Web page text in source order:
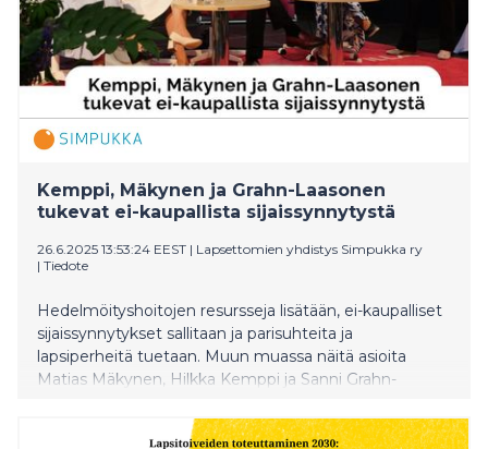
osan työttömyysturvastaan.
Kemppi, Mäkynen ja Grahn-Laasonen
tukevat ei-kaupallista sijaissynnytystä
26.6.2025 13:53:24 EEST | Lapsettomien yhdistys Simpukka ry
| Tiedote
Hedelmöityshoitojen resursseja lisätään, ei-kaupalliset
sijaissynnytykset sallitaan ja parisuhteita ja
lapsiperheitä tuetaan. Muun muassa näitä asioita
Matias Mäkynen, Hilkka Kemppi ja Sanni Grahn-
yhdistys Simpukan ja Monimuotoiset perheet -